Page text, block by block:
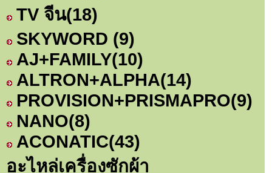
TV จีน(18)
SKYWORD (9)
AJ+FAMILY(10)
ALTRON+ALPHA(14)
PROVISION+PRISMAPRO(9)
NANO(8)
ACONATIC(43)
อะไหล่เครื่องซักผ้า